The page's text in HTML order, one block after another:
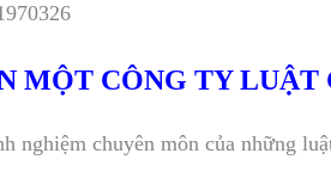
MỘT CÔNG TY
nghiệm chuyên môn của những